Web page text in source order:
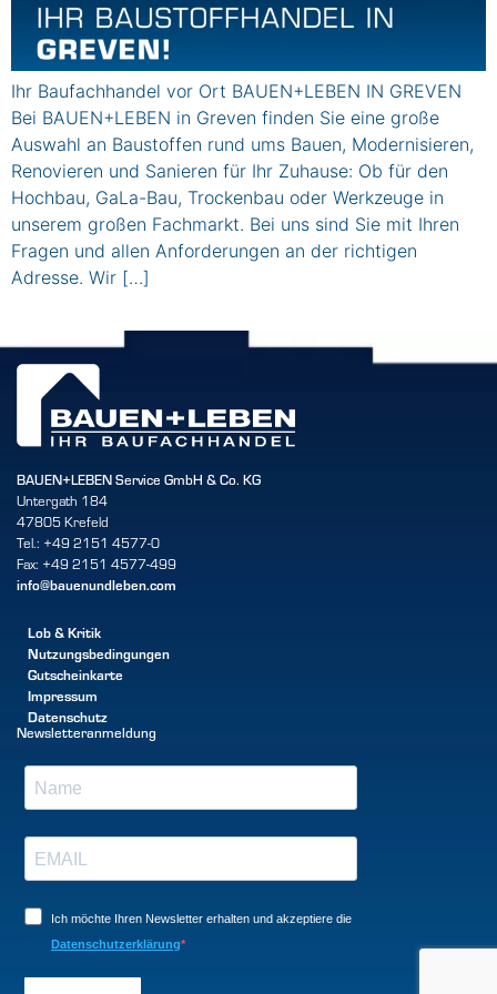
Ihr Baufachhandel vor Ort BAUEN+LEBEN IN GREVEN
Bei BAUEN+LEBEN in Greven finden Sie eine große
Auswahl an Baustoffen rund ums Bauen, Modernisieren,
Renovieren und Sanieren für Ihr Zuhause: Ob für den
Hochbau, GaLa-Bau, Trockenbau oder Werkzeuge in
unserem großen Fachmarkt. Bei uns sind Sie mit Ihren
Fragen und allen Anforderungen an der richtigen
Adresse. Wir […]
BAUEN+LEBEN Service GmbH & Co. KG
Untergath 184
47805 Krefeld
Tel.: +49 2151 4577-0
Fax: +49 2151 4577-499
info@bauenundleben.com
Lob & Kritik
Nutzungsbedingungen
Gutscheinkarte
Impressum
Datenschutz
Newsletteranmeldung
Ich möchte Ihren Newsletter erhalten und akzeptiere die
Datenschutzerklärung